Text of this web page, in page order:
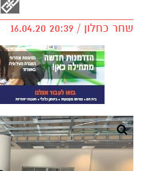
שחר כחלון / 20:39 16.04.20